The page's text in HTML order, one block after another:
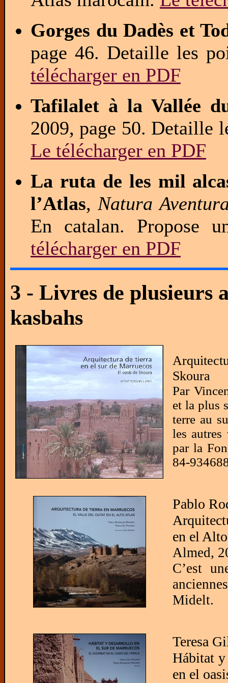
Gorges du Dadès et
page 46. Detaille les
télécharger en PDF
Tafilalet à la Vallée
2009, page 50. Detaille
Le télécharger en PDF
La ruta de les mil
l’Atlas, Natura
En catalan. Propose
télécharger en PDF
3 - Livres de plusieurs
kasbahs
Skoura
Par
et la plus
terre au
les autres
par la
84-
Pablo
en el
Almed,
C’est
Midelt.
Teresa
Hábitat
en el